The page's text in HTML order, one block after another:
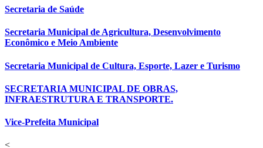
Secretaria de Saúde
Secretaria Municipal de Agricultura, Desenvolvimento
Econômico e Meio Ambiente
Secretaria Municipal de Cultura, Esporte, Lazer e Turismo
SECRETARIA MUNICIPAL DE OBRAS,
INFRAESTRUTURA E TRANSPORTE.
Vice-Prefeita Municipal
<